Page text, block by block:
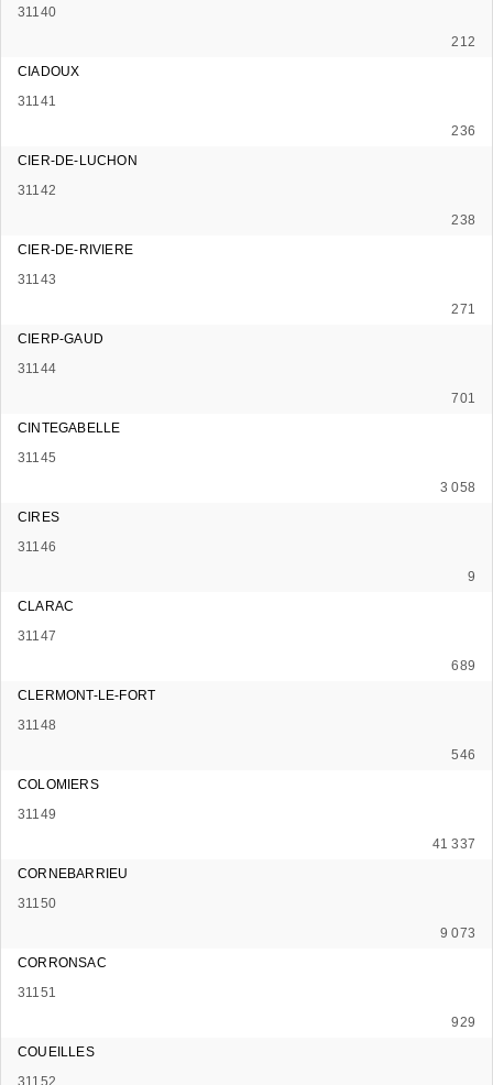
31140
212
CIADOUX
31141
236
CIER-DE-LUCHON
31142
238
CIER-DE-RIVIERE
31143
271
CIERP-GAUD
31144
701
CINTEGABELLE
31145
3 058
CIRES
31146
9
CLARAC
31147
689
CLERMONT-LE-FORT
31148
546
COLOMIERS
31149
41 337
CORNEBARRIEU
31150
9 073
CORRONSAC
31151
929
COUEILLES
31152